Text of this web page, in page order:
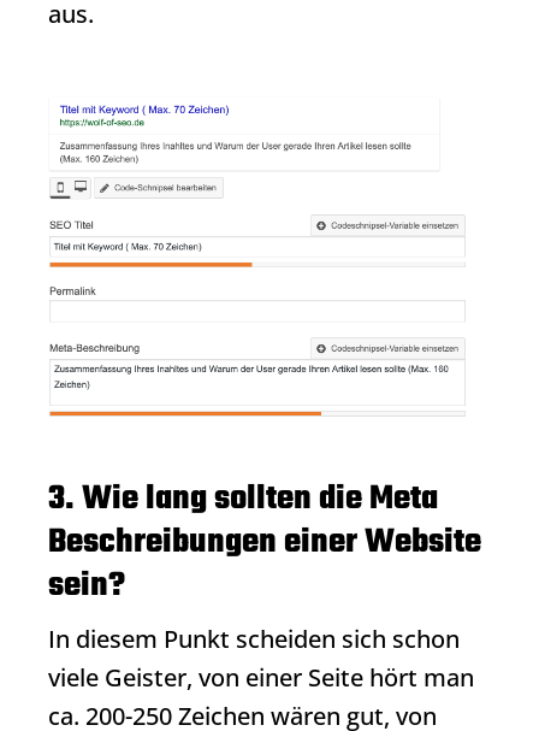
aus.
3. Wie lang sollten die Meta
Beschreibungen einer Website
sein?
In diesem Punkt scheiden sich schon
viele Geister, von einer Seite hört man
ca. 200-250 Zeichen wären gut, von